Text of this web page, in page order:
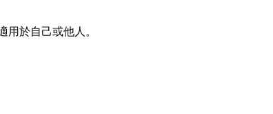
於自己或他人。